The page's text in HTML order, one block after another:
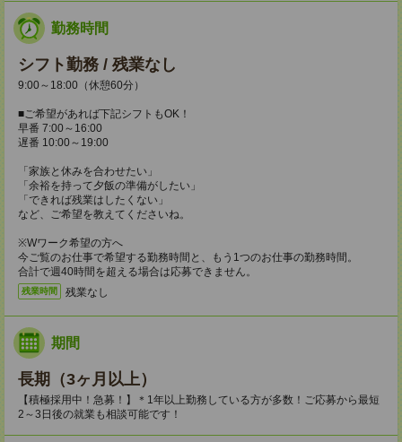
勤務時間
シフト勤務 / 残業なし
9:00～18:00（休憩60分）
■ご希望があれば下記シフトもOK！
早番 7:00～16:00
遅番 10:00～19:00
「家族と休みを合わせたい」
「余裕を持って夕飯の準備がしたい」
「できれば残業はしたくない」
など、ご希望を教えてくださいね。
※Wワーク希望の方へ
今ご覧のお仕事で希望する勤務時間と、もう1つのお仕事の勤務時間。
合計で週40時間を超える場合は応募できません。
残業時間 残業なし
期間
長期（3ヶ月以上）
【積極採用中！急募！】＊1年以上勤務している方が多数！ご応募から最短
2～3日後の就業も相談可能です！